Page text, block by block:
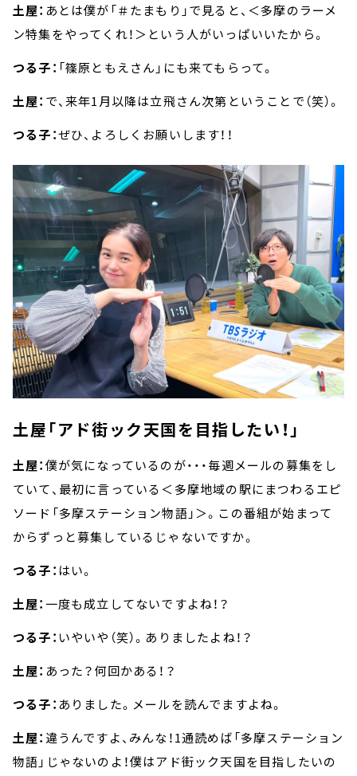
土屋： あとは僕が「＃たまもり」で見ると、＜多摩のラーメ
ン特集をやってくれ！＞という人がいっぱいいたから。
つる子： 「篠原ともえさん」にも来てもらって。
土屋： で、来年1月以降は立飛さん次第ということで（笑）。
つる子：ぜひ、よろしくお願いします！！
土屋「アド街ック天国を目指したい！」
土屋：僕が気になっているのが・・・毎週メールの募集をし
ていて、最初に言っている＜多摩地域の駅にまつわるエピ
ソード「多摩ステーション物語」＞。この番組が始まって
からずっと募集しているじゃないですか。
つる子： はい。
土屋： 一度も成立してないですよね！？
つる子： いやいや（笑）。ありましたよね！？
土屋： あった？何回かある！？
つる子： ありました。メールを読んでますよね。
土屋： 違うんですよ、みんな！1通読めば「多摩ステーション
物語」じゃないのよ！僕はアド街ック天国を目指したいの